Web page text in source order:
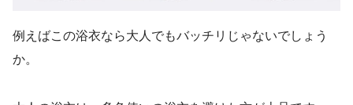
例えばこの浴衣なら大人でもバッチリじゃないでしょう
か。